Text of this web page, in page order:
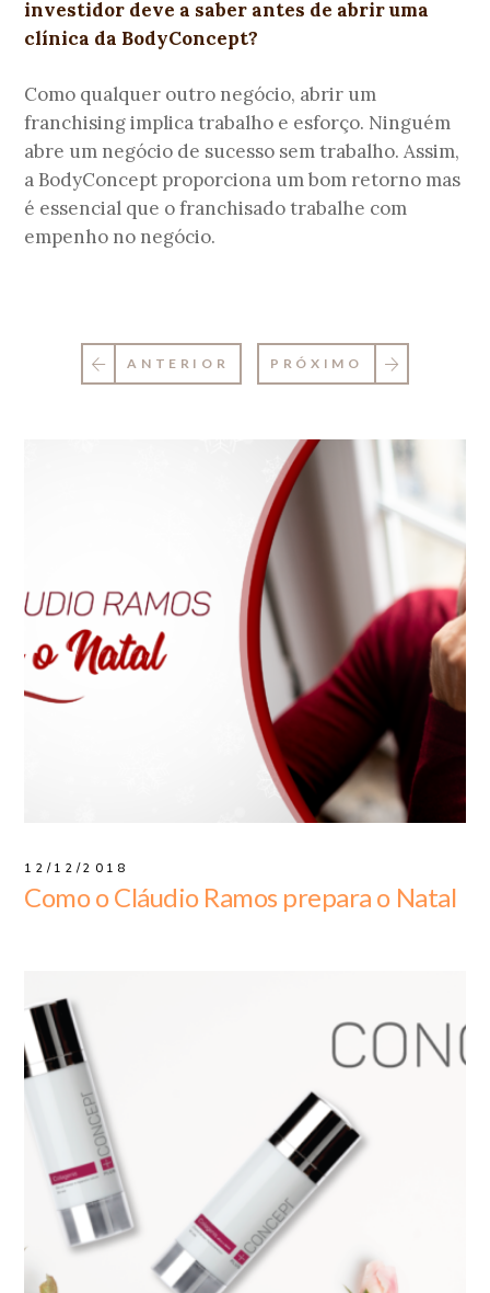
investidor deve a saber antes de abrir uma
clínica da BodyConcept?
Como qualquer outro negócio, abrir um
franchising implica trabalho e esforço. Ninguém
abre um negócio de sucesso sem trabalho. Assim,
a BodyConcept proporciona um bom retorno mas
é essencial que o franchisado trabalhe com
empenho no negócio.
ANTERIOR PRÓXIMO
12/12/2018
Como o Cláudio Ramos prepara o Natal